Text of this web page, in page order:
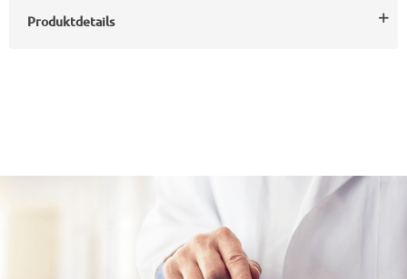
Produktdetails